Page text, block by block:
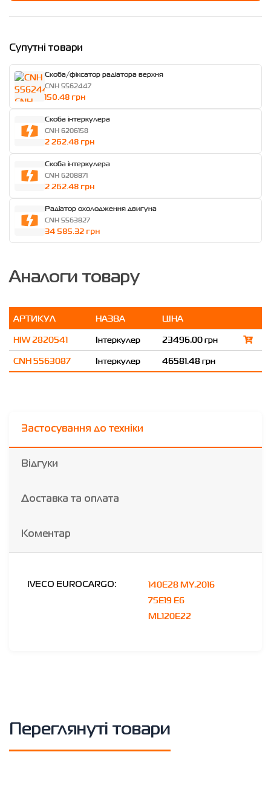
Супутні товари
Скоба/фіксатор радіатора верхня
CNH 5562447
150.48 грн
Скоба інтеркулера
CNH 6206158
2 262.48 грн
Скоба інтеркулера
CNH 6208871
2 262.48 грн
Радіатор охолодження двигуна
CNH 5563827
34 585.32 грн
Аналоги товару
АРТИКУЛ НАЗВА
ЦІНА
HIW 2820541
Інтеркулер
23496.00 грн
CNH 5563087
Інтеркулер 46581.48 грн
Застосування до техніки
Відгуки
Доставка та оплата
Коментар
IVECO EUROCARGO:
140E28 MY.2016
75E19 E6
ML120E22
Переглянуті товари